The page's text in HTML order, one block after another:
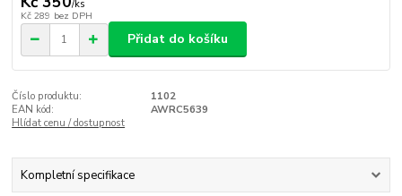
/ks
Kč 289 bez DPH
Přidat do košíku
Číslo produktu:
1102
EAN kód:
AWRC5639
Hlídat cenu / dostupnost
Kompletní specifikace